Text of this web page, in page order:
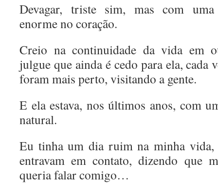
Devagar, triste sim, mas com uma
enorme no coração.
Creio na continuidade da vida em
julgue que ainda é cedo para ela, cada
foram mais perto, visitando a gente.
E ela estava, nos últimos anos, com
natural.
Eu tinha um dia ruim na minha vida,
entravam em contato, dizendo que
queria falar comigo…